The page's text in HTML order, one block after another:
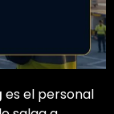
es el personal